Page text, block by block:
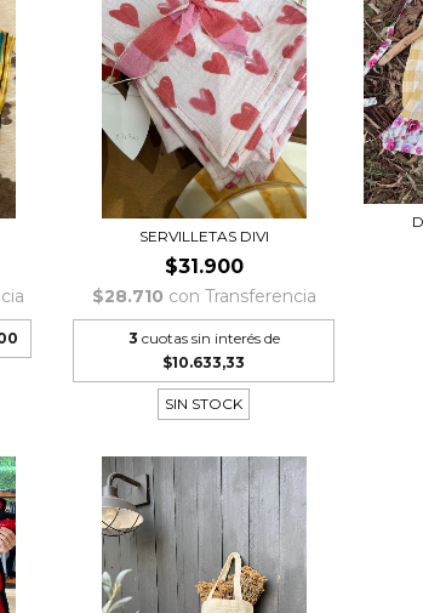
SERVILLETAS DIVI
$31.900
$28.710 con Transferencia
3 cuotas sin interés de
$10.633,33
SIN STOCK